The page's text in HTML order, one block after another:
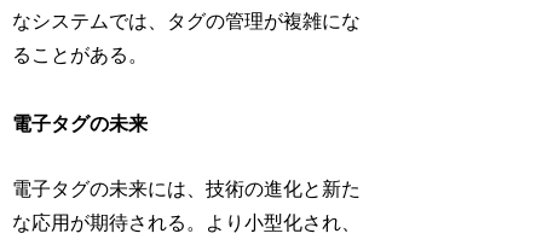
なシステムでは、タグの管理が複雑にな
ることがある。
電子タグの未来
電子タグの未来には、技術の進化と新た
な応用が期待される。より小型化され、